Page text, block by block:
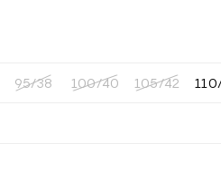
95/38 100/40 105/42